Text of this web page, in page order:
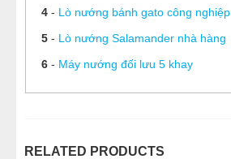
4- Lò nướng bánh gato công nghiệp
5- Lò nướng Salamander nhà hàng
6- Máy nướng đối lưu 5 khay
RELATED PRODUCTS